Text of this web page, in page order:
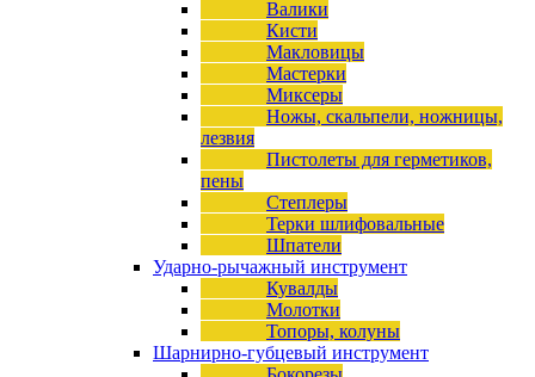
Валики
Кисти
Макловицы
Мастерки
Миксеры
Ножы, скальпели, ножницы,
лезвия
Пистолеты для герметиков,
пены
Степлеры
Терки шлифовальные
Шпатели
Ударно-рычажный инструмент
Кувалды
Молотки
Топоры, колуны
Шарнирно-губцевый инструмент